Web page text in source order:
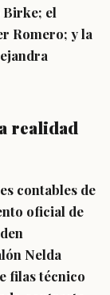
Birke; el
Romero; y la
realidad
contables de
oficial de
Nelda
filas técnico